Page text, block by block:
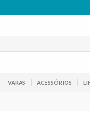
VARAS ACESSÓRIOS